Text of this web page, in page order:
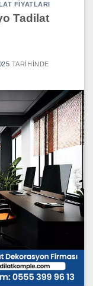
FIYATLARI
Tadilat
TARIHINDE